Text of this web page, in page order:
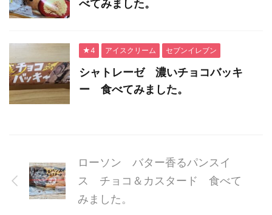
べてみました。
★4 アイスクリーム セブンイレブン
シャトレーゼ 濃いチョコバッキ
ー 食べてみました。
ローソン バター香るパンスイ
ス チョコ＆カスタード 食べて
みました。